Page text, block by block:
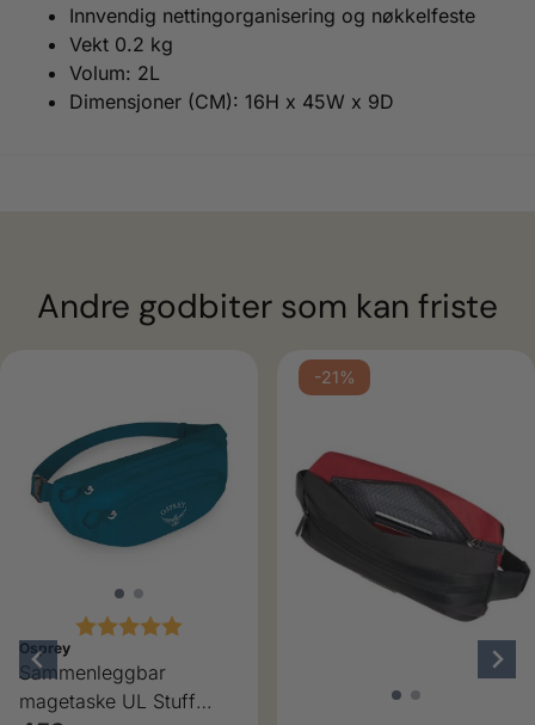
Innvendig nettingorganisering og nøkkelfeste
Vekt 0.2 kg
Volum: 2L
Dimensjoner (CM): 16H x 45W x 9D
Andre godbiter som kan friste
Karakter:
Osprey
Sammenleggbar
magetaske UL Stuff
-21%